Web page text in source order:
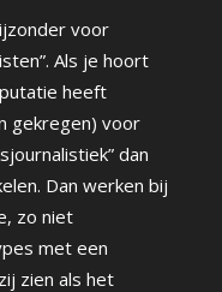
voor
Als je hoort
heeft
gekregen) voor
dan
Dan werken bij
zo niet
met een
zien als het